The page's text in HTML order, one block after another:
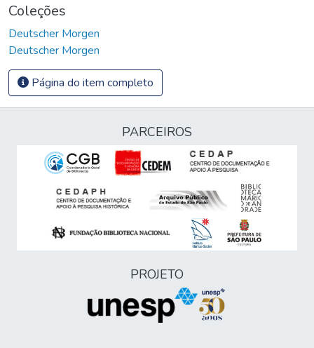
Coleções
Deutscher Morgen
Deutscher Morgen
Página do item completo
PARCEIROS
PROJETO